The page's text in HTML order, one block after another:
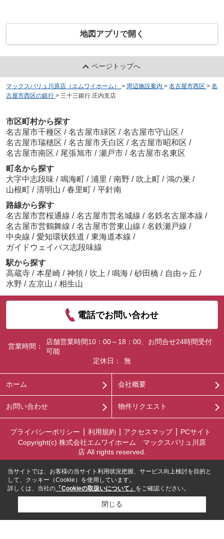
地図アプリで開く
ページトップへ
マックスバリュ川原店（エムワイホーム） > 周辺施設案内 > 名古屋市西区 > 名
古屋市西区の銀行 > 三十三銀行 庄内支店
市区町村から探す
名古屋市千種区 / 名古屋市緑区 / 名古屋市守山区 /
名古屋市瑞穂区 / 名古屋市天白区 / 名古屋市昭和区 /
名古屋市南区 / 尾張旭市 / 瀬戸市 / 名古屋市名東区
町名から探す
大字中志段味 / 鳴海町 / 浦里 / 南野 / 吹上町 / 鴻の巣 /
山根町 / 清明山 / 春里町 / 平針南
路線から探す
名古屋市営桜通線 / 名古屋市営名城線 / 名鉄名古屋本線 /
名古屋市営鶴舞線 / 名古屋市営東山線 / 名鉄瀬戸線 /
中央線 / 愛知環状鉄道 / 東海道本線 /
ガイドウェイバス志段味線
駅から探す
高蔵寺 / 本星崎 / 神領 / 吹上 / 鳴海 / 砂田橋 / 自由ヶ丘 /
水野 / 左京山 / 相生山
電話でお問い合わせ
営業時間：
店舗営業時間10：00～18：00、お問合せ24時間受付
可能
定休日：
無
ホーム 会社概要
お問い合わせ 物件リクエスト
プライバシーポリシー 利用規約 アクセスマップ
PCサイト
Copyright(c) 株式会社エムワイホーム マックスバリュ川原
店 All rights reserved.
当サイトでは、お客様の当サイト利用状況把握、サービス向上検討を目的と
して、クッキー（Cookie）を使用しています。
詳しくは、当社の 「Cookieの取扱いについて」 をご確認ください。
閉じる